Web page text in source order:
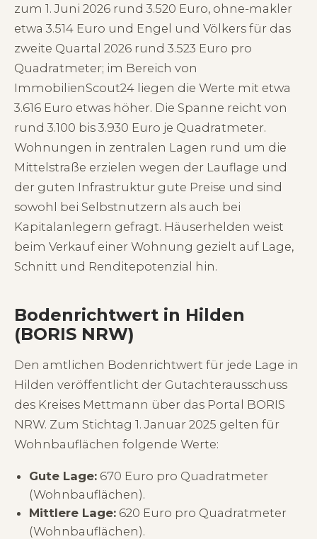
zum 1. Juni 2026 rund 3.520 Euro, ohne-makler
etwa 3.514 Euro und Engel und Völkers für das
zweite Quartal 2026 rund 3.523 Euro pro
Quadratmeter; im Bereich von
ImmobilienScout24 liegen die Werte mit etwa
3.616 Euro etwas höher. Die Spanne reicht von
rund 3.100 bis 3.930 Euro je Quadratmeter.
Wohnungen in zentralen Lagen rund um die
Mittelstraße erzielen wegen der Lauflage und
der guten Infrastruktur gute Preise und sind
sowohl bei Selbstnutzern als auch bei
Kapitalanlegern gefragt. Häuserhelden weist
beim Verkauf einer Wohnung gezielt auf Lage,
Schnitt und Renditepotenzial hin.
Bodenrichtwert in Hilden
(BORIS NRW)
Den amtlichen Bodenrichtwert für jede Lage in
Hilden veröffentlicht der Gutachterausschuss
des Kreises Mettmann über das Portal BORIS
NRW. Zum Stichtag 1. Januar 2025 gelten für
Wohnbauflächen folgende Werte:
Gute Lage:670 Euro pro Quadratmeter
(Wohnbauflächen).
Mittlere Lage:620 Euro pro Quadratmeter
(Wohnbauflächen).